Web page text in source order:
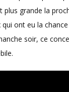
plus grande la
ont eu la
soir, ce